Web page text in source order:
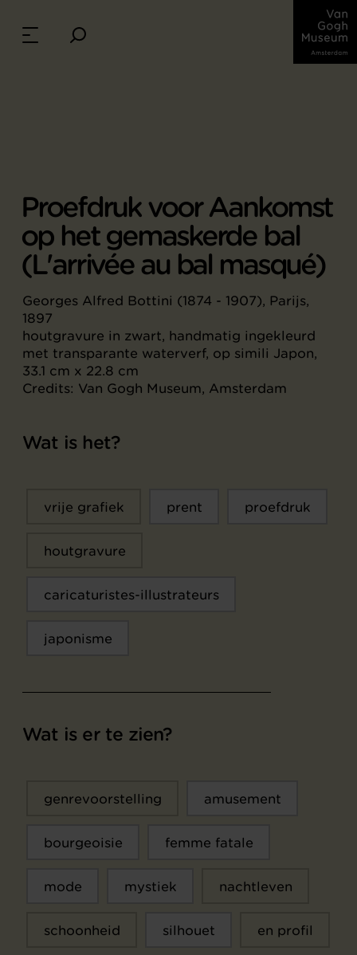
Proefdruk voor Aankomst
op het gemaskerde bal
(L'arrivée au bal masqué)
Georges Alfred Bottini (1874 - 1907), Parijs,
1897
houtgravure in zwart, handmatig ingekleurd
met transparante waterverf, op simili Japon,
33.1 cm x 22.8 cm
Credits: Van Gogh Museum, Amsterdam
Wat is het?
vrije grafiek prent proefdruk
houtgravure
caricaturistes-illustrateurs
japonisme
Wat is er te zien?
genrevoorstelling amusement
bourgeoisie femme fatale
mode mystiek nachtleven
schoonheid silhouet en profil